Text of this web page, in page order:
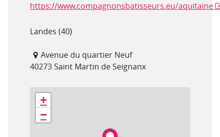
https://www.compagnonsbatisseurs.eu/aquitaine
Département(s)
Landes (40)
Avenue du quartier Neuf
40273 Saint Martin de Seignanx
Géolocalisation
+
−